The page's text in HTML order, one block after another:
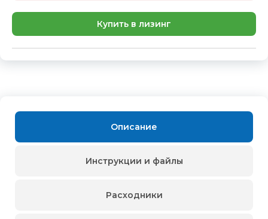
Купить в лизинг
Описание
Инструкции и файлы
Расходники